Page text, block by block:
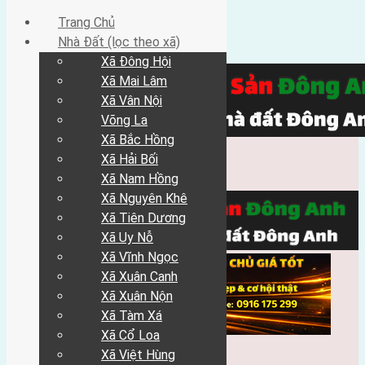
Trang Chủ
Trang Chủ
Nhà Đất (lọc theo xã)
Xã Đông Hội
Xã Mai Lâm
Xã Vân Nội
Võng La
Xã Bắc Hồng
Xã Hải Bối
Xã Nam Hồng
Xã Nguyên Khê
Xã Tiên Dương
Xã Uy Nỗ
Xã Vĩnh Ngọc
Xã Xuân Canh
Xã Xuân Nộn
Xã Tàm Xá
Xã Cổ Loa
Xã Việt Hùng